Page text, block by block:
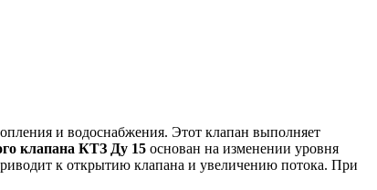
и водоснабжения. Этот клапан выполняет
клапана КТЗ Ду 15 основан на изменении уровня
к открытию клапана и увеличению потока. При